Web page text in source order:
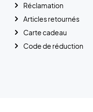
Réclamation
Articles retournés
Carte cadeau
Code de réduction